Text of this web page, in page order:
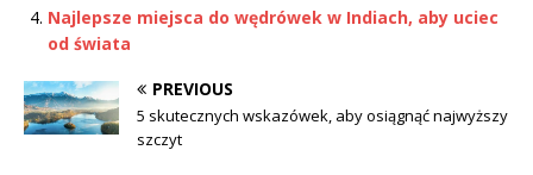
Najlepsze miejsca do wędrówek w Indiach, aby uciec
od świata
PREVIOUS
5 skutecznych wskazówek, aby osiągnąć najwyższy
szczyt